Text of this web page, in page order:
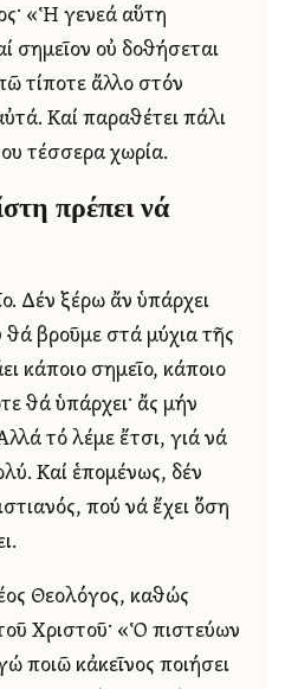
«Ἡ γενεά αὕτη
σημεῖον οὐ δοθήσεται
τίποτε ἄλλο στόν
Καί παραθέτει πάλι
τέσσερα χωρία.
πρέπει νά
Δέν ξέρω ἄν ὑπάρχει
θά βροῦμε στά μύχια τῆς
κάποιο σημεῖο, κάποιο
θά ὑπάρχει· ἄς μήν
τό λέμε ἔτσι, γιά νά
Καί ἑπομένως, δέν
πού νά ἔχει ὅση
Θεολόγος, καθώς
Χριστοῦ· «Ὁ πιστεύων
ποιῶ κἀκεῖνος ποιήσει